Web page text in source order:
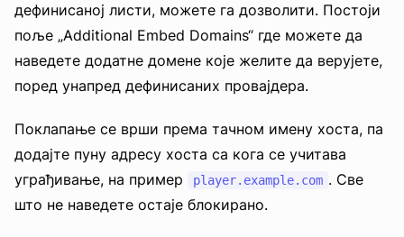
дефинисаној листи, можете га дозволити. Постоји
поље „Additional Embed Domains“ где можете да
наведете додатне домене које желите да верујете,
поред унапред дефинисаних провајдера.
Поклапање се врши према тачном имену хоста, па
додајте пуну адресу хоста са кога се учитава
уграђивање, на пример
player.example.com . Све
што не наведете остаје блокирано.